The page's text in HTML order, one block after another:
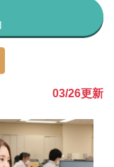
03/26更新